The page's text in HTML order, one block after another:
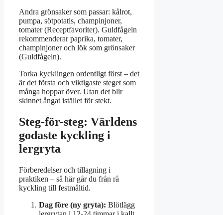
Andra grönsaker som passar: kålrot,
pumpa, sötpotatis, champinjoner,
tomater (Receptfavoriter). Guldfågeln
rekommenderar paprika, tomater,
champinjoner och lök som grönsaker
(Guldfågeln).
Torka kycklingen ordentligt först – det
är det första och viktigaste steget som
många hoppar över. Utan det blir
skinnet ångat istället för stekt.
Steg-för-steg: Världens
godaste kyckling i
lergryta
Förberedelser och tillagning i
praktiken – så här går du från rå
kyckling till festmåltid.
Dag före (ny gryta): Blötlägg